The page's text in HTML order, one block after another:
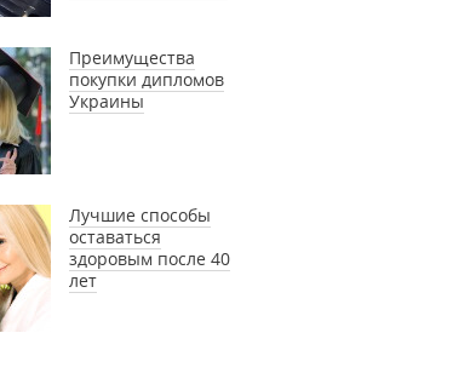
Преимущества
покупки дипломов
Украины
Лучшие способы
оставаться
здоровым после 40
лет